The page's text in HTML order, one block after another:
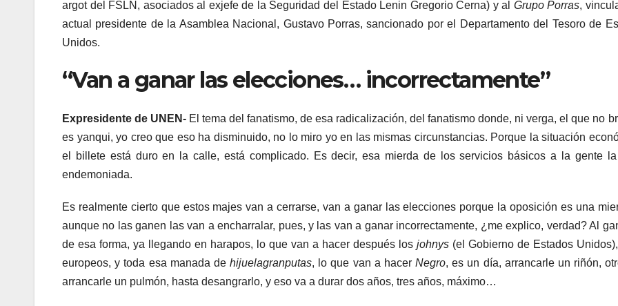
argot del FSLN, asociados al exjefe de la Seguridad del Estado Lenin Gregorio Cerna) y al Grupo Porras,
actual presidente de la Asamblea Nacional, Gustavo Porras, sancionado por el Departamento del Tesoro de
Unidos.
“Van a ganar las elecciones… incorrectamente”
Expresidente de UNEN- El tema del fanatismo, de esa radicalización, del fanatismo donde, ni verga, el que no
es yanqui, yo creo que eso ha disminuido, no lo miro yo en las mismas circunstancias. Porque la situación
el billete está duro en la calle, está complicado. Es decir, esa mierda de los servicios básicos a la gente
endemoniada.
Es realmente cierto que estos majes van a cerrarse, van a ganar las elecciones porque la oposición es una
aunque no las ganen las van a encharralar, pues, y las van a ganar incorrectamente, ¿me explico, verdad? Al
de esa forma, ya llegando en harapos, lo que van a hacer después los johnys (el Gobierno de Estados
europeos, y toda esa manada dehijuelagranputas, lo que van a hacerNegro, es un día, arrancarle un riñón,
arrancarle un pulmón, hasta desangrarlo, y eso va a durar dos años, tres años, máximo…